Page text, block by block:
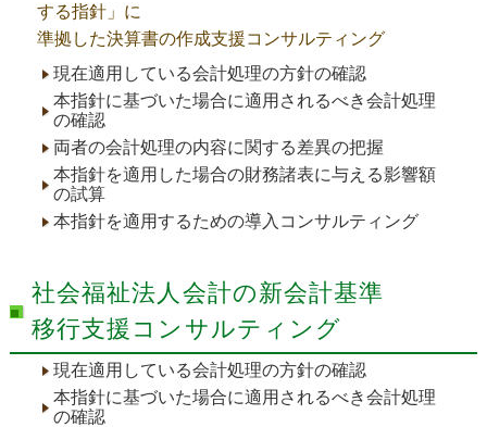
する指針」に
準拠した決算書の作成支援コンサルティング
現在適用している会計処理の方針の確認
本指針に基づいた場合に適用されるべき会計処理
の確認
両者の会計処理の内容に関する差異の把握
本指針を適用した場合の財務諸表に与える影響額
の試算
本指針を適用するための導入コンサルティング
社会福祉法人会計の新会計基準
移行支援コンサルティング
現在適用している会計処理の方針の確認
本指針に基づいた場合に適用されるべき会計処理
の確認